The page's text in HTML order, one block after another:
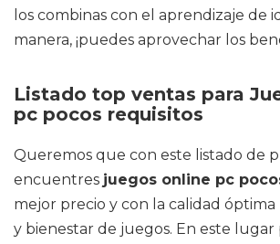
los combinas con el aprendizaje de
manera, ¡puedes aprovechar los
Listado top ventas para
pc pocos requisitos
Queremos que con este listado de
encuentres juegos online pc
mejor precio y con la calidad óptima
y bienestar de juegos. En este lugar